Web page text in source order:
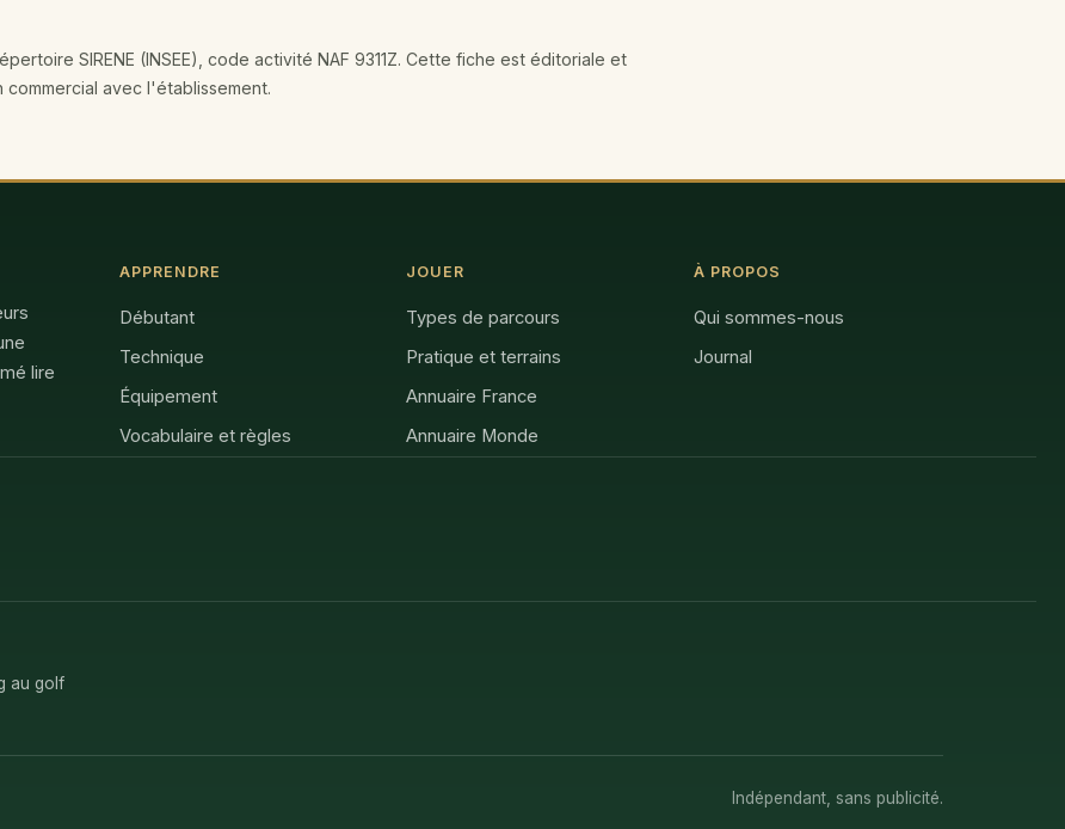
SIRENE (INSEE), code activité NAF 9311Z. Cette fiche est éditoriale et
commercial avec l'établissement.
lire
APPRENDRE
Débutant
Technique
Équipement
Vocabulaire et règles
JOUER
Types de parcours
Pratique et terrains
Annuaire France
Annuaire Monde
À PROPOS
Qui sommes-nous
Journal
au golf
Indépendant, sans publicité.